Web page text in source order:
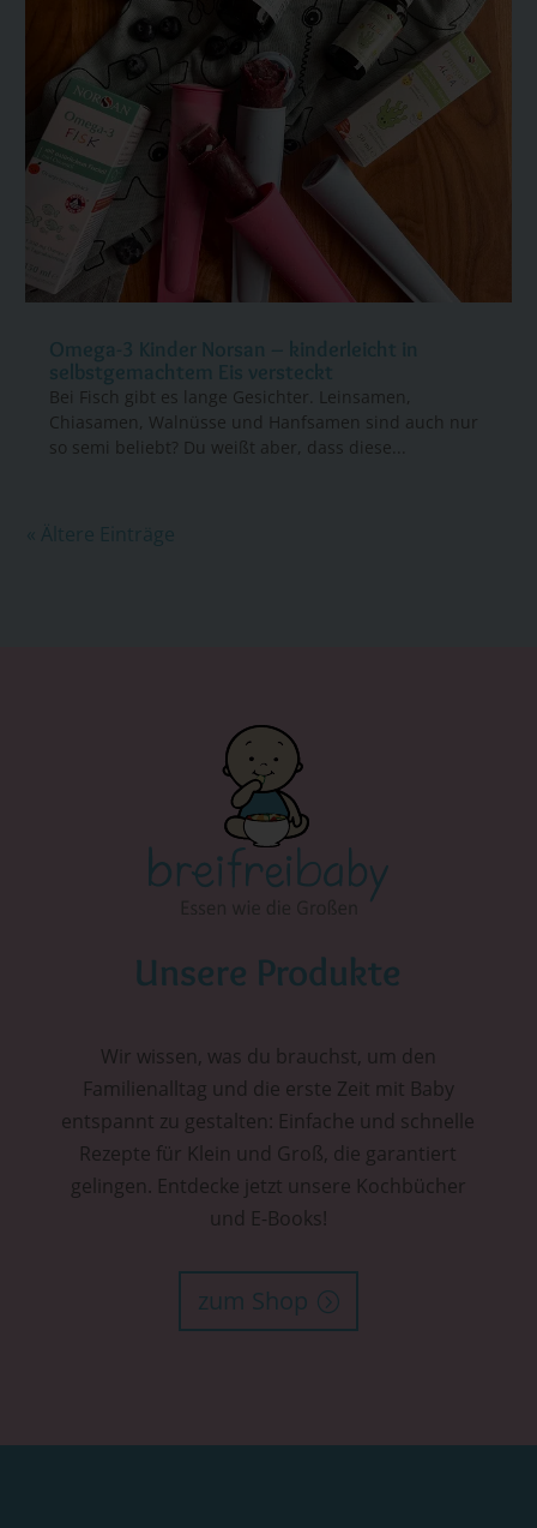
Omega-3 Kinder Norsan – kinderleicht in
selbstgemachtem Eis versteckt
Bei Fisch gibt es lange Gesichter. Leinsamen,
Chiasamen, Walnüsse und Hanfsamen sind auch nur
so semi beliebt? Du weißt aber, dass diese...
« Ältere Einträge
Unsere Produkte
Wir wissen, was du brauchst, um den
Familienalltag und die erste Zeit mit Baby
entspannt zu gestalten: Einfache und schnelle
Rezepte für Klein und Groß, die garantiert
gelingen. Entdecke jetzt unsere Kochbücher
und E-Books!
zum Shop